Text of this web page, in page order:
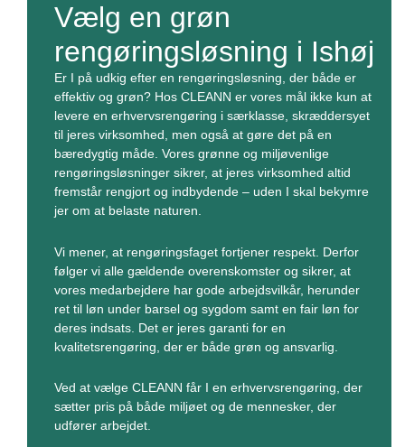
Vælg en grøn
rengøringsløsning i Ishøj
Er I på udkig efter en rengøringsløsning, der både er
effektiv og grøn? Hos CLEANN er vores mål ikke kun at
levere en erhvervsrengøring i særklasse, skræddersyet
til jeres virksomhed, men også at gøre det på en
bæredygtig måde. Vores grønne og miljøvenlige
rengøringsløsninger sikrer, at jeres virksomhed altid
fremstår rengjort og indbydende – uden I skal bekymre
jer om at belaste naturen.
Vi mener, at rengøringsfaget fortjener respekt. Derfor
følger vi alle gældende overenskomster og sikrer, at
vores medarbejdere har gode arbejdsvilkår, herunder
ret til løn under barsel og sygdom samt en fair løn for
deres indsats. Det er jeres garanti for en
kvalitetsrengøring, der er både grøn og ansvarlig.
Ved at vælge CLEANN får I en erhvervsrengøring, der
sætter pris på både miljøet og de mennesker, der
udfører arbejdet.